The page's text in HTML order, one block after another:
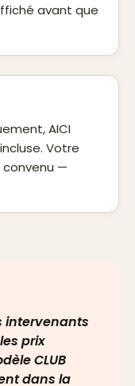
avant que
AICI
Votre
convenu —
intervenants
prix
CLUB
dans la